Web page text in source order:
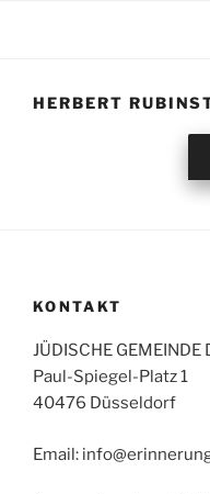
HERBERT
KONTAKT
JÜDISCHE GEMEINDE
Paul-Spiegel-Platz 1
40476 Düsseldorf
Email: